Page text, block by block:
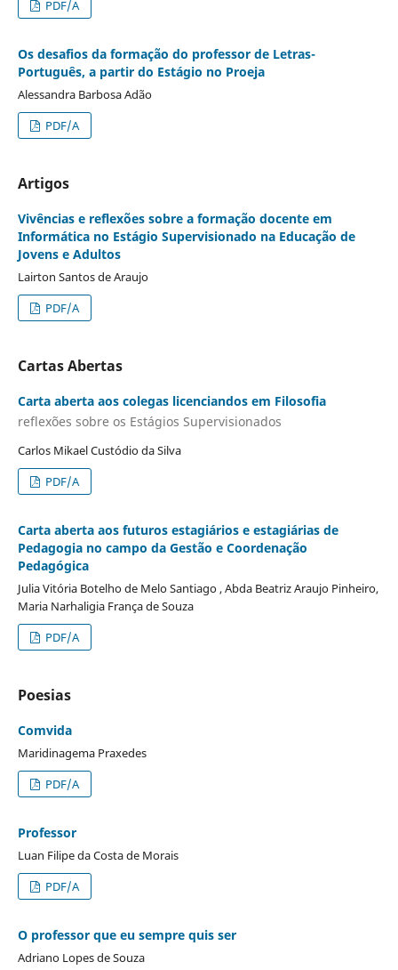
PDF/A
Os desafios da formação do professor de Letras-
Português, a partir do Estágio no Proeja
Alessandra Barbosa Adão
PDF/A
Artigos
Vivências e reflexões sobre a formação docente em
Informática no Estágio Supervisionado na Educação de
Jovens e Adultos
Lairton Santos de Araujo
PDF/A
Cartas Abertas
Carta aberta aos colegas licenciandos em Filosofia
reflexões sobre os Estágios Supervisionados
Carlos Mikael Custódio da Silva
PDF/A
Carta aberta aos futuros estagiários e estagiárias de
Pedagogia no campo da Gestão e Coordenação
Pedagógica
Julia Vitória Botelho de Melo Santiago , Abda Beatriz Araujo Pinheiro,
Maria Narhaligia França de Souza
PDF/A
Poesias
Comvida
Maridinagema Praxedes
PDF/A
Professor
Luan Filipe da Costa de Morais
PDF/A
O professor que eu sempre quis ser
Adriano Lopes de Souza